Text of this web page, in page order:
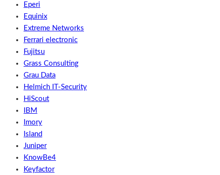
Eperi
Equinix
Extreme Networks
Ferrari electronic
Fujitsu
Grass Consulting
Grau Data
Helmich IT-Security
HiScout
IBM
Imory
Island
Juniper
KnowBe4
Keyfactor